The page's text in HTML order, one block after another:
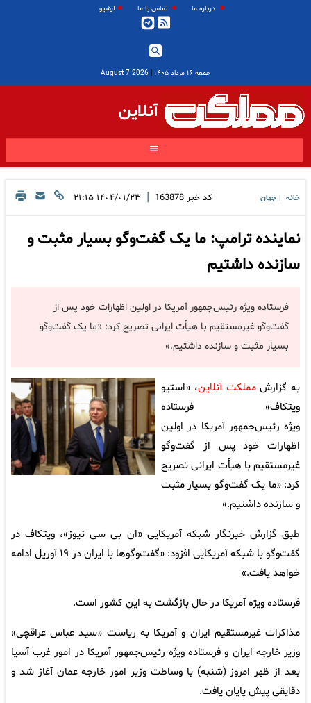
درباره ما تماس با ما آرشیو
جمعه ۱۶ مرداد ۱۴۰۵ |
2026 August 7
آنلاین
خانه جهان کد خبر 163878
| ۱۴۰۴/۰۱/۲۳ ۲۱:۱۵
نماینده ترامپ: ما یک گفت‌وگو بسیار مثبت و
سازنده داشتیم
فرستاده ویژه رئیس‌جمهور آمریکا در اولین اظهارات خود پس از
گفت‌وگو غیرمستقیم با هیأت ایرانی تصریح کرد: «ما یک گفت‌وگو
بسیار مثبت و سازنده داشتیم.»
به گزارشمملکت آنلاین، «استیو
ویتکاف» فرستاده
ویژه رئیس‌جمهور آمریکا در اولین
اظهارات خود پس از گفت‌وگو
غیرمستقیم با هیأت ایرانی تصریح
کرد: «ما یک گفت‌وگو بسیار مثبت
و سازنده داشتیم.»
طبق گزارش خبرنگار شبکه آمریکایی «ان بی سی نیوز»، ویتکاف در
گفت‌وگو با شبکه آمریکایی افزود: «گفت‌وگوها با ایران در ۱۹ آوریل ادامه
خواهد یافت.»
فرستاده ویژه آمریکا در حال بازگشت به این کشور است.
مذاکرات غیرمستقیم ایران و آمریکا به ریاست «سید عباس عراقچی»
وزیر خارجه ایران و فرستاده ویژه رئیس‌جمهور آمریکا در امور غرب آسیا
بعد از ظهر امروز (شنبه) با وساطت وزیر امور خارجه عمان آغاز شد و
دقایقی پیش پایان یافت.